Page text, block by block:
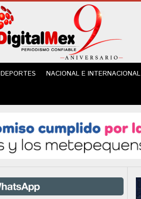
DEPORTES NACIONAL E INTERNACIONAL